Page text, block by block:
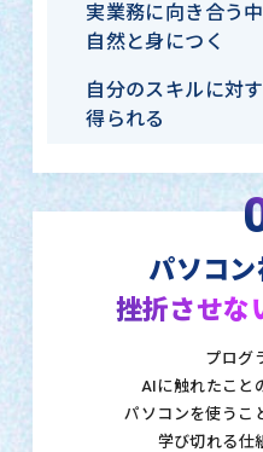
実業務に向き合う
自然と身につく
自分のスキルに対
得られる
パソコ
挫折させな
プログ
AIに触れたこと
パソコンを使うこ
学び切れる仕